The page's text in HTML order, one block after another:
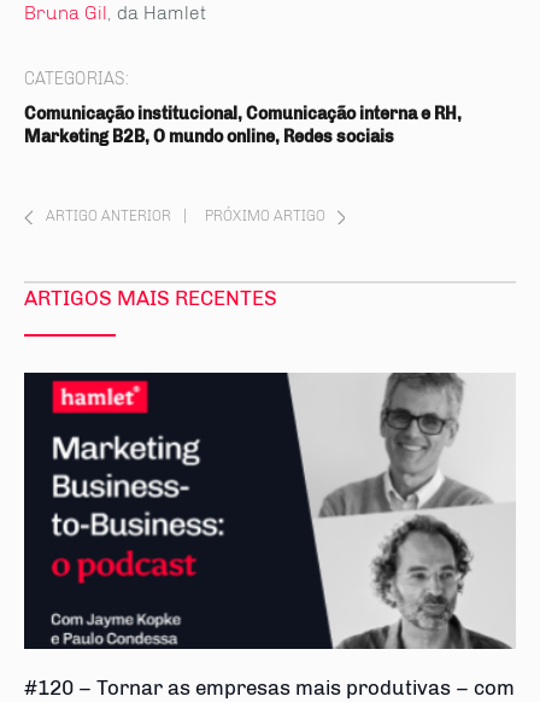
Bruna Gil, da Hamlet
CATEGORIAS:
Comunicação institucional, Comunicação interna e RH,
Marketing B2B, O mundo online, Redes sociais
ARTIGO ANTERIOR PRÓXIMO ARTIGO
ARTIGOS MAIS RECENTES
#120 – Tornar as empresas mais produtivas – com